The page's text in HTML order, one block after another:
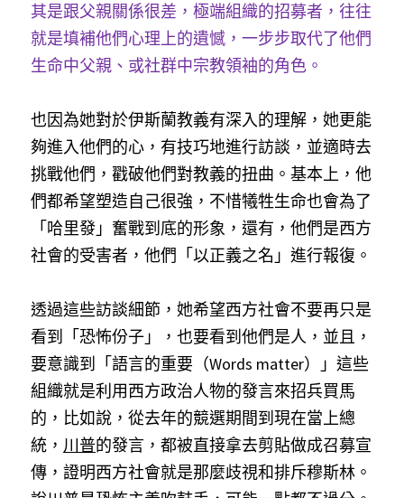
其是跟父親關係很差，極端組織的招募者，往往
就是填補他們心理上的遺憾，一步步取代了他們
生命中父親、或社群中宗教領袖的角色。
也因為她對於伊斯蘭教義有深入的理解，她更能
夠進入他們的心，有技巧地進行訪談，並適時去
挑戰他們，戳破他們對教義的扭曲。基本上，他
們都希望塑造自己很強，不惜犧牲生命也會為了
「哈里發」奮戰到底的形象，還有，他們是西方
社會的受害者，他們「以正義之名」進行報復。
透過這些訪談細節，她希望西方社會不要再只是
看到「恐怖份子」，也要看到他們是人，並且，
要意識到「語言的重要（Words matter）」這些
組織就是利用西方政治人物的發言來招兵買馬
的，比如說，從去年的競選期間到現在當上總
統， 川普的發言，都被直接拿去剪貼做成召募宣
傳，證明西方社會就是那麼歧視和排斥穆斯林。